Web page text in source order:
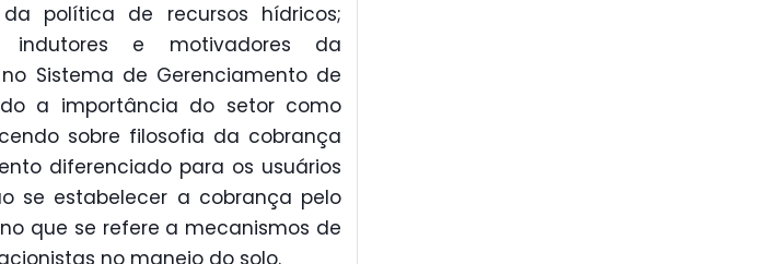
política de recursos hídricos;
indutores e motivadores da
Sistema de Gerenciamento de
a importância do setor como
sobre filosofia da cobrança
diferenciado para os usuários
se estabelecer a cobrança pelo
que se refere a mecanismos de